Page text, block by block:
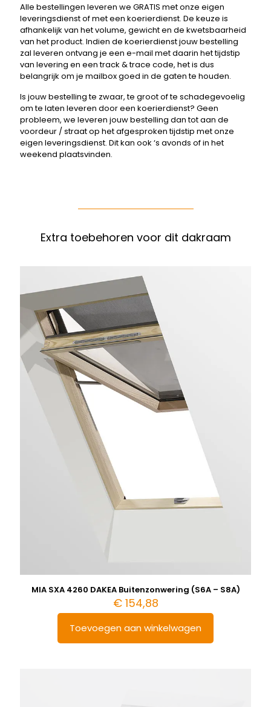
Alle bestellingen leveren we GRATIS met onze eigen
leveringsdienst of met een koerierdienst. De keuze is
afhankelijk van het volume, gewicht en de kwetsbaarheid
van het product. Indien de koerierdienst jouw bestelling
zal leveren ontvang je een e-mail met daarin het tijdstip
van levering en een track & trace code, het is dus
belangrijk om je mailbox goed in de gaten te houden.
Is jouw bestelling te zwaar, te groot of te schadegevoelig
om te laten leveren door een koerierdienst? Geen
probleem, we leveren jouw bestelling dan tot aan de
voordeur / straat op het afgesproken tijdstip met onze
eigen leveringsdienst. Dit kan ook ‘s avonds of in het
weekend plaatsvinden.
Extra toebehoren voor dit dakraam
MIA SXA 4260 DAKEA Buitenzonwering (S6A – S8A)
€154,88
Toevoegen aan winkelwagen